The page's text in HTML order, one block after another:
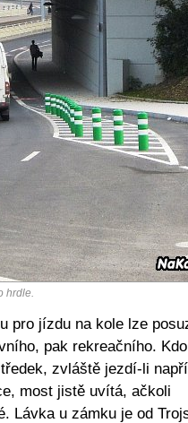
hrdle.
pro jízdu na kole lze
pak rekreačního. Kdo
zvláště jezdí-li
most jistě uvítá, ačkoli
Lávka u zámku je od